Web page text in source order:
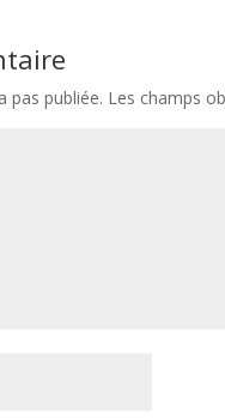
pas publiée. Les champs